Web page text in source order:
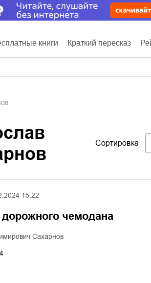
книги Краткий пересказ
Сортировка
15:22
дорожного чемодана
Сахарнов